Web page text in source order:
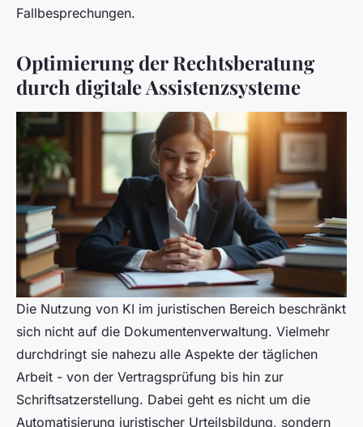
Fallbesprechungen.
Optimierung der Rechtsberatung
durch digitale Assistenzsysteme
Die Nutzung von KI im juristischen Bereich beschränkt
sich nicht auf die Dokumentenverwaltung. Vielmehr
durchdringt sie nahezu alle Aspekte der täglichen
Arbeit - von der Vertragsprüfung bis hin zur
Schriftsatzerstellung. Dabei geht es nicht um die
Automatisierung juristischer Urteilsbildung, sondern